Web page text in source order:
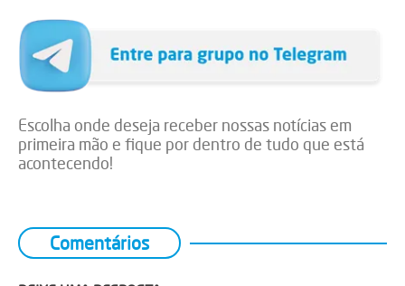
Escolha onde deseja receber nossas notícias em
primeira mão e fique por dentro de tudo que está
acontecendo!
Comentários